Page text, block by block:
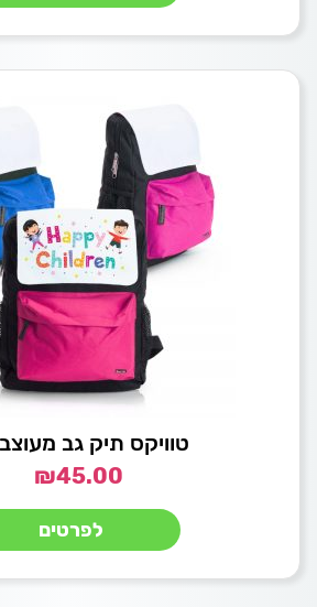
טוויקס תיק גב
₪45.00
לפרטים